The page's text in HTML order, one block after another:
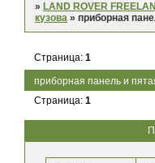
» LAND ROVER
кузова »приборная
приборная панель и
Страница:1
Страница:1